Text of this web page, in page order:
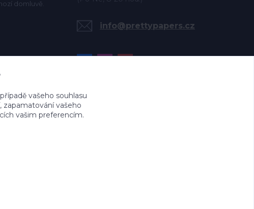
domluvě.
info@prettypapers.cz
vašeho souhlasu
vašeho
vašim preferencím.